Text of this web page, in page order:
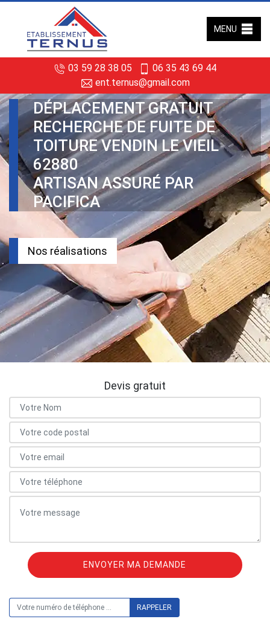
03 59 28 38 05
06 35 43 69 44
ent.ternus@gmail.com
MENU
DÉPLACEMENT GRATUIT
RECHERCHE DE FUITE DE
TOITURE VENDIN LE VIEIL
62880
ARTISAN ASSURÉ PAR
PACIFICA
Nos réalisations
Devis gratuit